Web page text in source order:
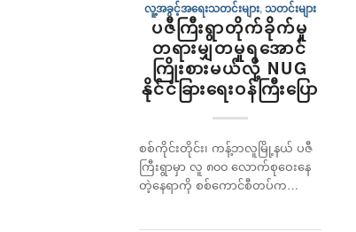
လူ့အခွင့်အရေးသတင်းများ,သတင်းများ
ပဇီကြီးရွာတိုက်ခိုက်မှု
တရားမျှတမှုရအောင်
ကြိုးစားမယ်လို့ NUG
နိုင်ငံခြားရေးဝန်ကြီးပြော
စစ်ကိုင်းတိုင်း၊ ကန့်ဘလူမြို့နယ် ပဇီ
ကြီးရွာမှာ လူ ၈၀၀ လောက်စုဝေးနေ
တဲ့နေရာကို စစ်ကောင်စီတပ်က…